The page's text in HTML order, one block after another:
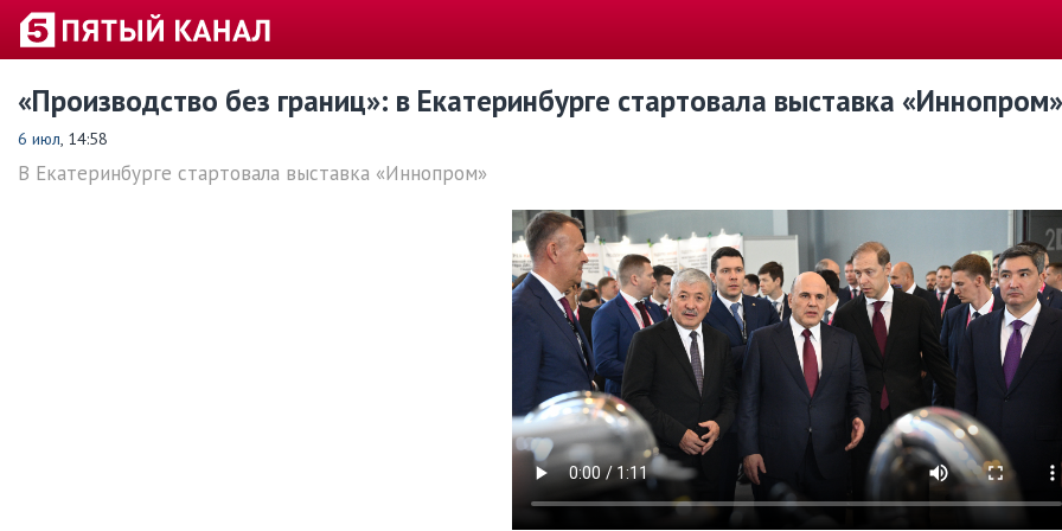
«Производство без границ»: в Екатеринбурге стартовала выставка «Иннопром»
6 июл, 14:58
В Екатеринбурге стартовала выставка «Иннопром»